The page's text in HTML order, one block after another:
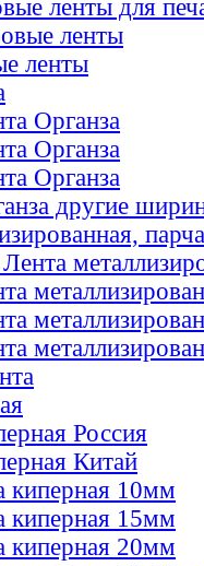
ленты для
ленты
ленты
Органза
Органза
Органза
другие
парча
Россия
Китай
киперная 10мм
киперная 15мм
киперная 20мм